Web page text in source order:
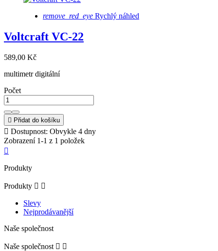
remove_red_eye Rychlý náhled
Voltcraft VC-22
589,00 Kč
multimetr digitální
Počet
 Přidat do košíku
 Dostupnost: Obvykle 4 dny
Zobrazení 1-1 z 1 položek

Produkty
Produkty  
Slevy
Nejprodávanější
Naše společnost
Naše společnost  